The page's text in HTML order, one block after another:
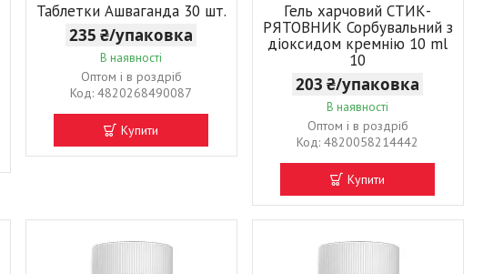
Таблетки Ашваганда 30 шт.
235 ₴/упаковка
В наявності
Оптом і в роздріб
4820268490087
Купити
Гель харчовий СТИК-
РЯТОВНИК Сорбувальний з
діоксидом кремнію 10 ml
10
203 ₴/упаковка
В наявності
Оптом і в роздріб
4820058214442
Купити